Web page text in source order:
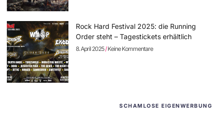
Rock Hard Festival 2025: die Running
Order steht – Tagestickets erhältlich
8. April 2025 Keine Kommentare
SCHAMLOSE EIGENWERBUNG